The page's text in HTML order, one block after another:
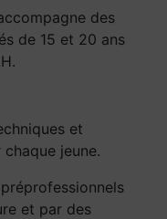
des
de 15 et 20 ans
et
jeune.
et par des